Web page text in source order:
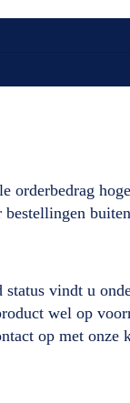
orderbedrag
vindt u
wel op
op met